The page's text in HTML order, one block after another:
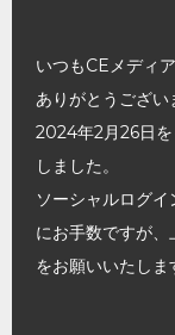
いつもCEメディ
ありがとうござい
2024年2月26日を
しました。
ソーシャルログ
にお手数ですが
をお願いいたしま